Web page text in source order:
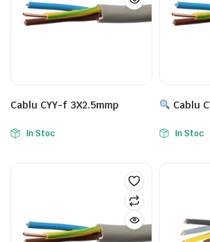
Cablu CYY-f 3X2.5mmp
In Stoc
Cablu
In Stoc